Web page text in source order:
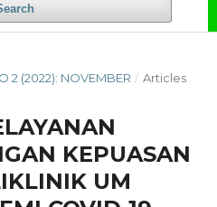
2 (2022): NOVEMBER / Articles
KEPUASAN
UM